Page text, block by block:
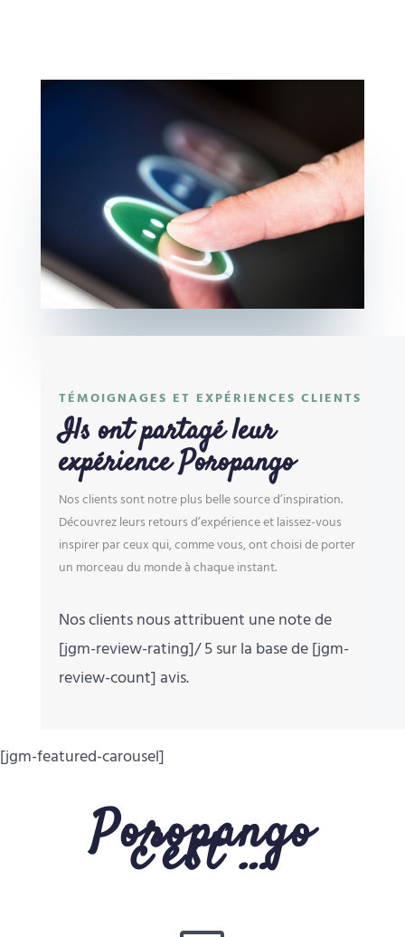
TÉMOIGNAGES ET EXPÉRIENCES CLIENTS
Ils ont partagé leur
expérience Poropango
Nos clients sont notre plus belle source d’inspiration.
Découvrez leurs retours d’expérience et laissez-vous
inspirer par ceux qui, comme vous, ont choisi de porter
un morceau du monde à chaque instant.
Nos clients nous attribuent une note de
[jgm-review-rating]/ 5 sur la base de [jgm-
review-count] avis.
[jgm-featured-carousel]
Poropango
c’est …